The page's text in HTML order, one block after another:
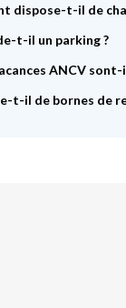
dispose-t-il de
t-il un parking ?
ANCV
t-il de bornes de